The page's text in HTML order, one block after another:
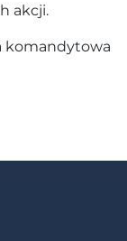
akcji.
komandytowa